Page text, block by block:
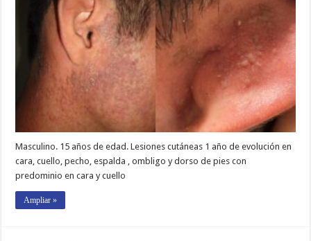
Masculino. 15 años de edad. Lesiones cutáneas 1 año de evolución en
cara, cuello, pecho, espalda , ombligo y dorso de pies con
predominio en cara y cuello
Ampliar »